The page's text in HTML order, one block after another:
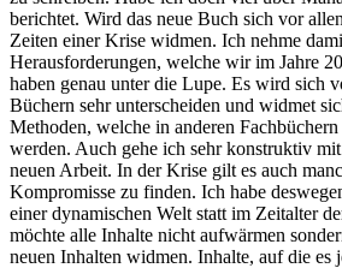
berichtet. Wird das neue Buch sich vor
Zeiten einer Krise widmen. Ich nehme
Herausforderungen, welche wir im Jahre
haben genau unter die Lupe. Es wird sich
Büchern sehr unterscheiden und widmet
Methoden, welche in anderen
werden. Auch gehe ich sehr konstruktiv
neuen Arbeit. In der Krise gilt es auch
Kompromisse zu finden. Ich habe
einer dynamischen Welt statt im Zeitalter
möchte alle Inhalte nicht aufwärmen
neuen Inhalten widmen. Inhalte, auf die es